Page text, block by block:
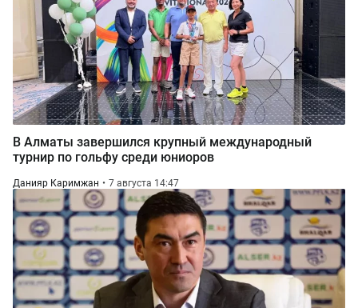
В Алматы завершился крупный международный
турнир по гольфу среди юниоров
Данияр Каримжан 7 августа 14:47